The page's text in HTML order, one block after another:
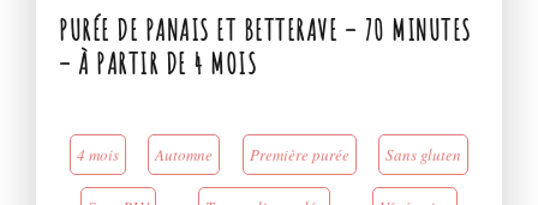
PURÉE DE PANAIS ET BETTERAVE – 70 MINUTES
– À PARTIR DE 4 MOIS
4 mois Automne Première purée Sans gluten